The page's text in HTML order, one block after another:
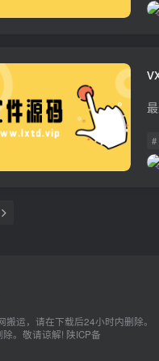
#
运，请在下载后24小时内删除。
。敬请谅解! 陕ICP备